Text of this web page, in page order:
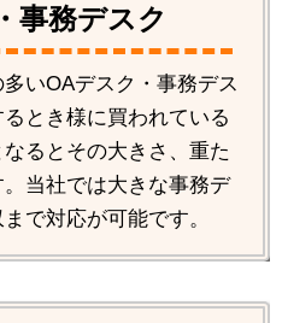
事務デスク
いOAデスク・事務デス
とき様に買われている
るとその大きさ、重た
当社では大きな事務デ
で対応が可能です。